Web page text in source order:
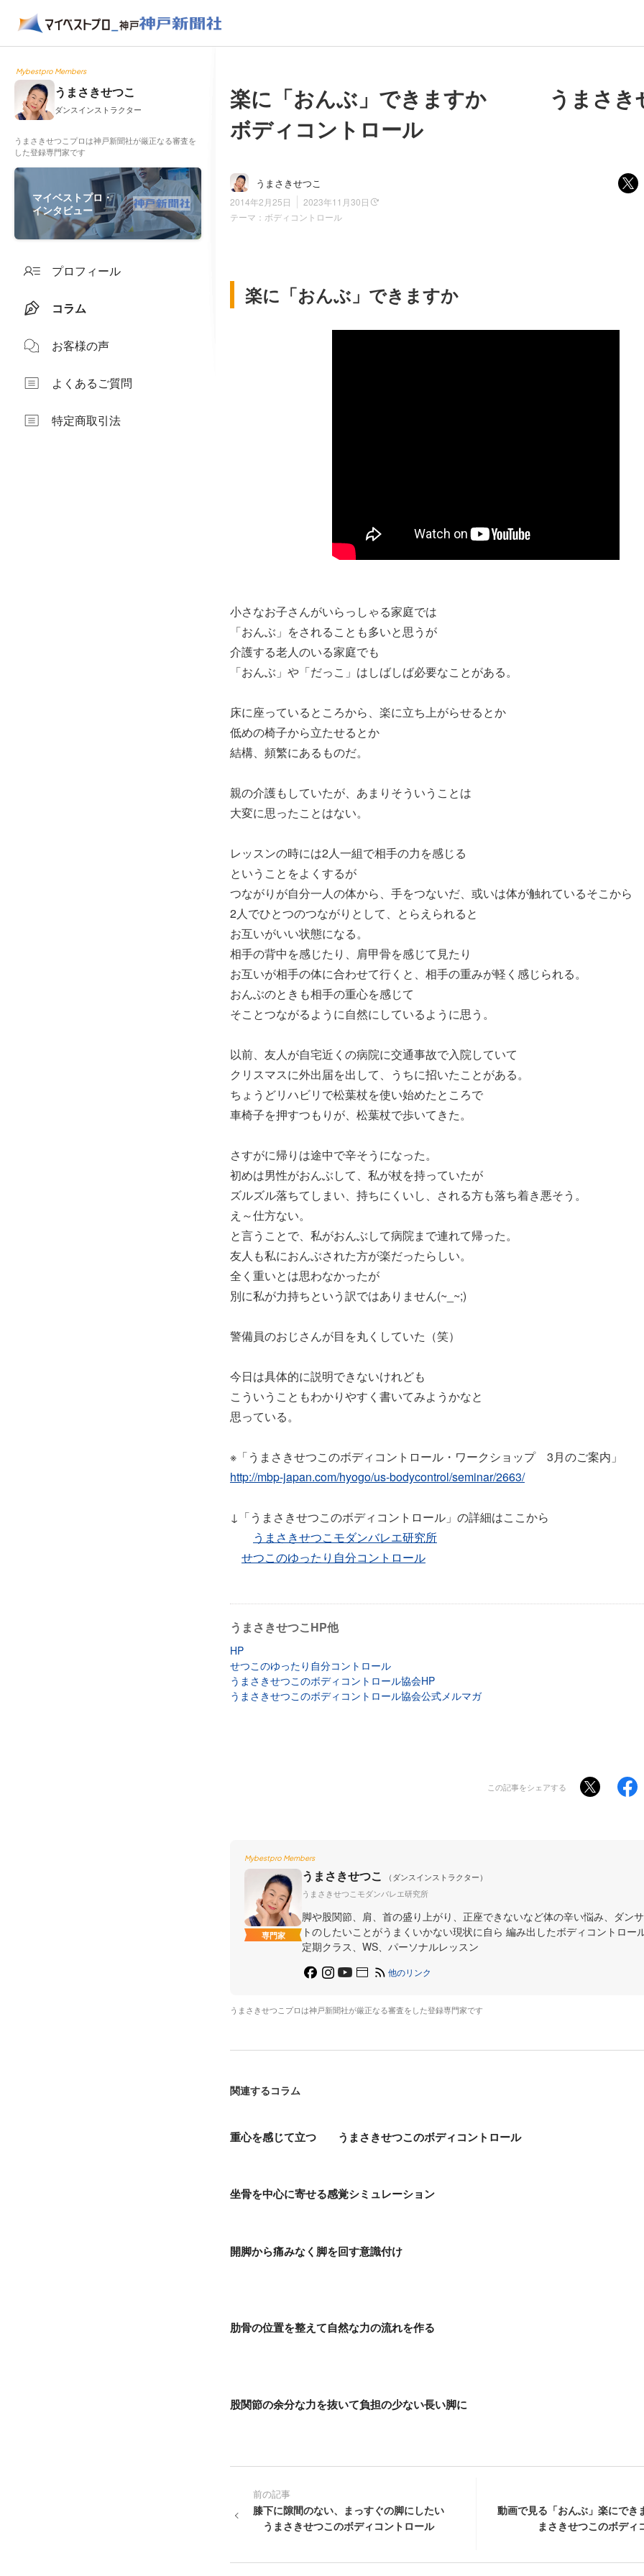
Mybestpro Members
うまさきせつこ
ダンスインストラクター
うまさきせつこプロは神戸新聞社が厳正なる審査を
した登録専門家です
マイベストプロ・
インタビュー
プロフィール
コラム
お客様の声
よくあるご質問
特定商取引法
楽に「おんぶ」できますか うまさき
ボディコントロール
うまさきせつこ
2014年2月25日
2023年11月30日
テーマ： ボディコントロール
楽に「おんぶ」できますか
小さなお子さんがいらっしゃる家庭では
「おんぶ」をされることも多いと思うが
介護する老人のいる家庭でも
「おんぶ」や「だっこ」はしばしば必要なことがある。
床に座っているところから、楽に立ち上がらせるとか
低めの椅子から立たせるとか
結構、頻繁にあるものだ。
親の介護もしていたが、あまりそういうことは
大変に思ったことはない。
レッスンの時には2人一組で相手の力を感じる
ということをよくするが
つながりが自分一人の体から、手をつないだ、或いは体が触れているそこから
2人でひとつのつながりとして、とらえられると
お互いがいい状態になる。
相手の背中を感じたり、肩甲骨を感じて見たり
お互いが相手の体に合わせて行くと、相手の重みが軽く感じられる。
おんぶのときも相手の重心を感じて
そことつながるように自然にしているように思う。
以前、友人が自宅近くの病院に交通事故で入院していて
クリスマスに外出届を出して、うちに招いたことがある。
ちょうどリハビリで松葉杖を使い始めたところで
車椅子を押すつもりが、松葉杖で歩いてきた。
さすがに帰りは途中で辛そうになった。
初めは男性がおんぶして、私が杖を持っていたが
ズルズル落ちてしまい、持ちにくいし、される方も落ち着き悪そう。
え～仕方ない。
と言うことで、私がおんぶして病院まで連れて帰った。
友人も私におんぶされた方が楽だったらしい。
全く重いとは思わなかったが
別に私が力持ちという訳ではありません(~_~;)
警備員のおじさんが目を丸くしていた（笑）
今日は具体的に説明できないけれども
こういうこともわかりやすく書いてみようかなと
思っている。
※「うまさきせつこのボディコントロール・ワークショップ 3月のご案内」
http://mbp-japan.com/hyogo/us-bodycontrol/seminar/2663/
↓「うまさきせつこのボディコントロール」の詳細はここから
うまさきせつこモダンバレエ研究所
せつこのゆったり自分コントロール
うまさきせつこHP他
HP
せつこのゆったり自分コントロール
うまさきせつこのボディコントロール協会HP
うまさきせつこのボディコントロール協会公式メルマガ
この記事をシェアする
Mybestpro Members
専門家
うまさきせつこ
（ダンスインストラクター）
うまさきせつこモダンバレエ研究所
脚や股関節、肩、首の盛り上がり、正座できないなど体の辛い悩み、ダン
トのしたいことがうまくいかない現状に自ら 編み出したボディコントロー
定期クラス、WS、パーソナルレッスン
他のリンク
うまさきせつこプロは神戸新聞社が厳正なる審査をした登録専門家です
関連するコラム
重心を感じて立つ うまさきせつこのボディコントロール
坐骨を中心に寄せる感覚シミュレーション
開脚から痛みなく脚を回す意識付け
肋骨の位置を整えて自然な力の流れを作る
股関節の余分な力を抜いて負担の少ない長い脚に
前の記事
膝下に隙間のない、まっすぐの脚にしたい
うまさきせつこのボディコントロール
動画で見る「おんぶ」楽にで
まさきせつこのボディ